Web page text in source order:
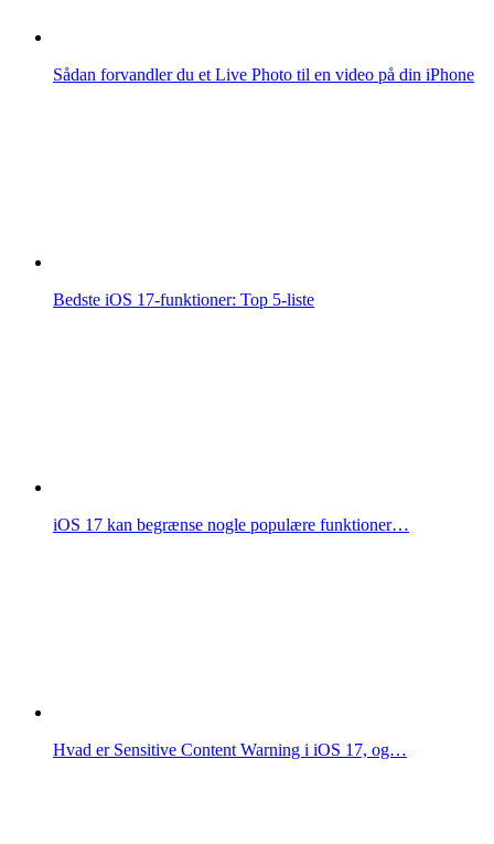
Sådan forvandler du et Live Photo til en video på din iPhone
Bedste iOS 17-funktioner: Top 5-liste
iOS 17 kan begrænse nogle populære funktioner…
Hvad er Sensitive Content Warning i iOS 17, og…